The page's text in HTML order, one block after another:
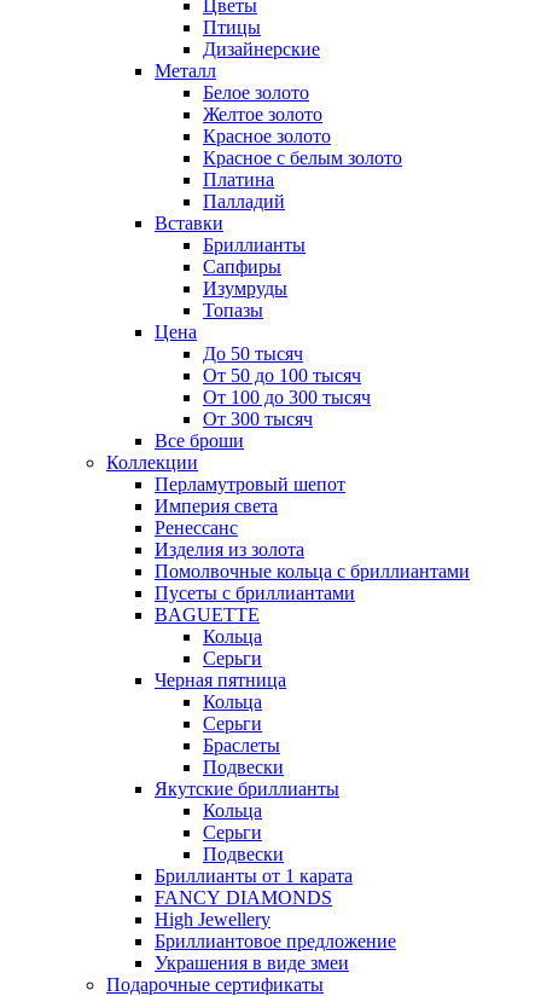
Цветы
Птицы
Дизайнерские
Металл
Белое золото
Желтое золото
Красное золото
Красное с белым золото
Платина
Палладий
Вставки
Бриллианты
Сапфиры
Изумруды
Топазы
Цена
До 50 тысяч
От 50 до 100 тысяч
От 100 до 300 тысяч
От 300 тысяч
Все броши
Коллекции
Перламутровый шепот
Империя света
Ренессанс
Изделия из золота
Помолвочные кольца с бриллиантами
Пусеты с бриллиантами
BAGUETTE
Кольца
Серьги
Черная пятница
Кольца
Серьги
Браслеты
Подвески
Якутские бриллианты
Кольца
Серьги
Подвески
Бриллианты от 1 карата
FANCY DIAMONDS
High Jewellery
Бриллиантовое предложение
Украшения в виде змеи
Подарочные сертификаты